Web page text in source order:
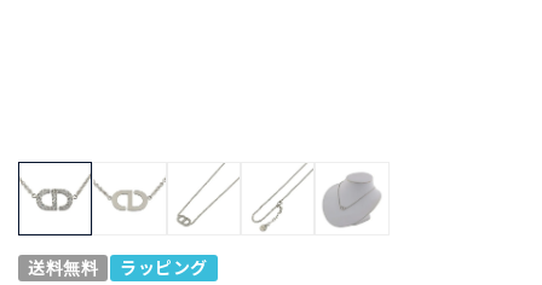
送料無料 ラッピング